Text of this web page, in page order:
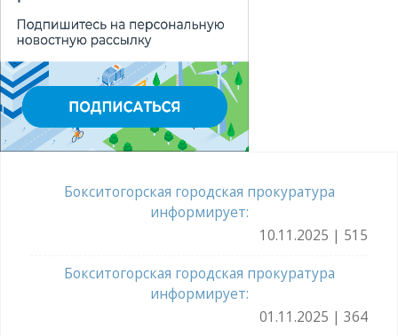
Бокситогорская городская прокуратура
информирует:
10.11.2025 | 515
Бокситогорская городская прокуратура
информирует:
01.11.2025 | 364